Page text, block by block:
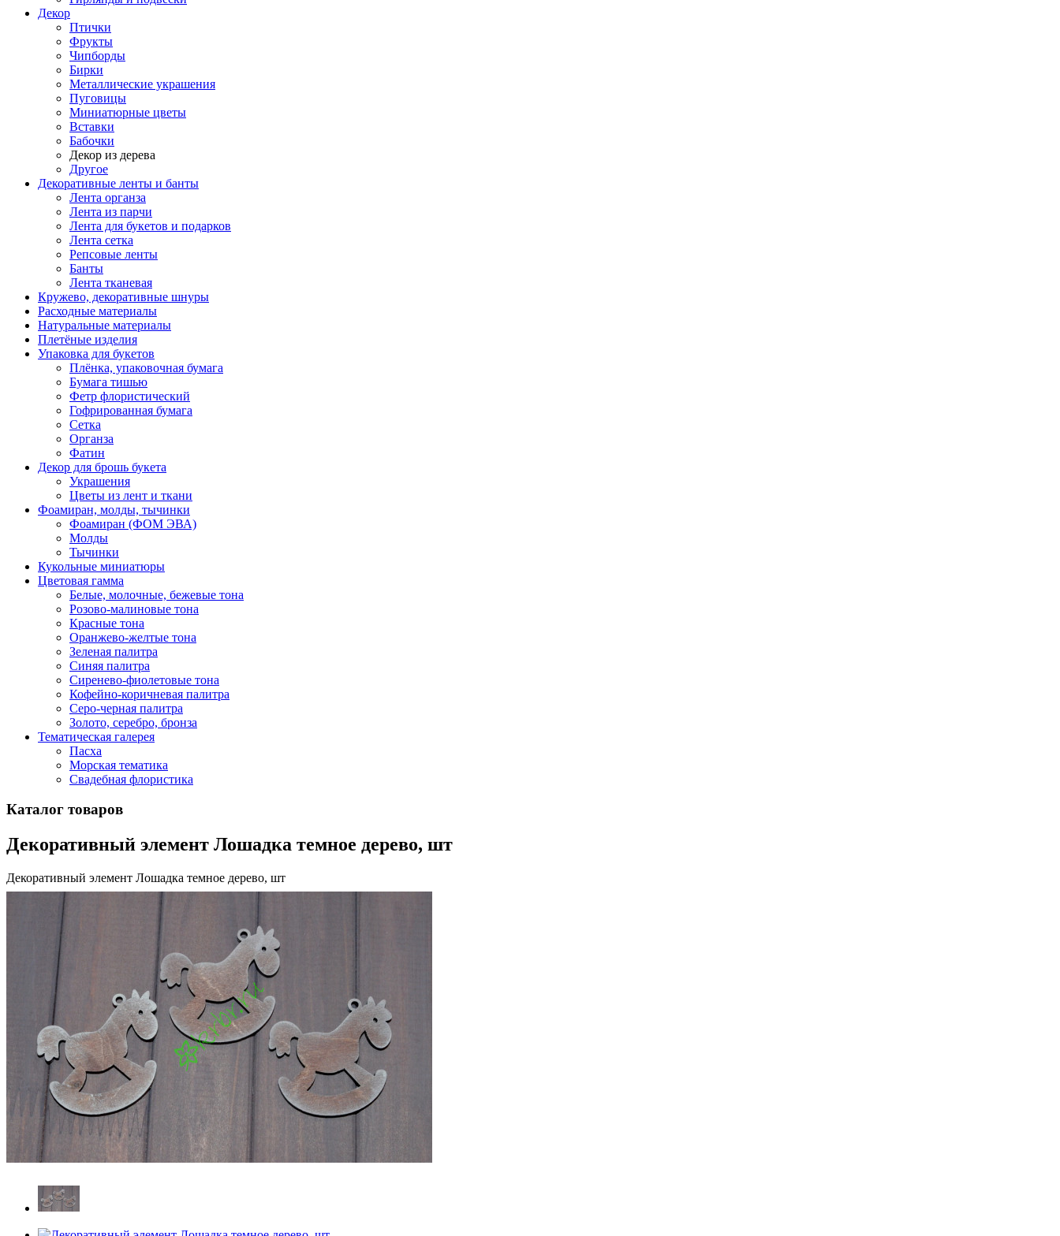
Декор
Птички
Фрукты
Чипборды
Бирки
Металлические украшения
Пуговицы
Миниатюрные цветы
Вставки
Бабочки
Декор из дерева
Другое
Декоративные ленты и банты
Лента органза
Лента из парчи
Лента для букетов и подарков
Лента сетка
Репсовые ленты
Банты
Лента тканевая
Кружево, декоративные шнуры
Расходные материалы
Натуральные материалы
Плетёные изделия
Упаковка для букетов
Плёнка, упаковочная бумага
Бумага тишью
Фетр флористический
Гофрированная бумага
Сетка
Органза
Фатин
Декор для брошь букета
Украшения
Цветы из лент и ткани
Фоамиран, молды, тычинки
Фоамиран (ФОМ ЭВА)
Молды
Тычинки
Кукольные миниатюры
Цветовая гамма
Белые, молочные, бежевые тона
Розово-малиновые тона
Красные тона
Оранжево-желтые тона
Зеленая палитра
Синяя палитра
Сиренево-фиолетовые тона
Кофейно-коричневая палитра
Серо-черная палитра
Золото, серебро, бронза
Тематическая галерея
Пасха
Морская тематика
Свадебная флористика
Каталог товаров
Декоративный элемент Лошадка темное дерево, шт
Декоративный элемент Лошадка темное дерево, шт